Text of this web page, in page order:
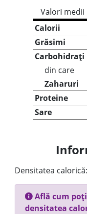
Valori
Calorii
Grăsimi
Carbohidrați
din care
Zaharuri
Proteine
Sare
Densitatea calorică:
Află cum
densitatea